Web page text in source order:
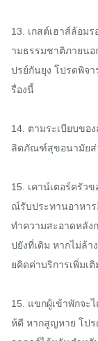
13. เกสต์เฮาส์ล้อม
ามธรรมชาติภายนอ
ปรย์กันยุง โปรดพิจา
รื่องนี้
14. ตามระเบียบขอ
ลิตภัณฑ์สุขอนามัยส่
15. เคาน์เตอร์ครัว
ณ์รับประทานอาหาร
ทำความสะอาดหลัง
ปยังที่เดิม หากไม่ล้
ยคิดค่าบริการเพิ่มเ
15. แขกผู้เข้าพักจะ
ห้ดี หากสูญหาย โปร